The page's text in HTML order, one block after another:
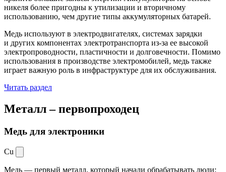
никеля более пригодны к утилизации и вторичному
использованию, чем другие типы аккумуляторных батарей.
Медь используют в электродвигателях, системах зарядки
и других компонентах электротранспорта из-за ее высокой
электропроводности, пластичности и долговечности. Помимо
использования в производстве электромобилей, медь также
играет важную роль в инфраструктуре для их обслуживания.
Читать раздел
Металл –первопроходец
Медь для электроники
Cu
Медь — первый металл, который начали обрабатывать люди: